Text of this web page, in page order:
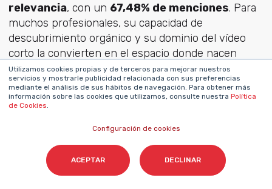
Utilizamos cookies propias y de terceros para mejorar nuestros
servicios y mostrarle publicidad relacionada con sus preferencias
mediante el análisis de sus hábitos de navegación. Para obtener más
información sobre las cookies que utilizamos, consulte nuestra Política
de Cookies.
Configuración de cookies
ACEPTAR DECLINAR
relevancia, con un 67,48% de menciones. Para
muchos profesionales, su capacidad de
descubrimiento orgánico y su dominio del vídeo
corto la convierten en el espacio donde nacen
tendencias, estilos y nuevos comportamientos de
consumo.
Instagram (12,19%)
, percibida como
plataforma estable y versátil.
YouTube (11,38%)
, reforzada por el